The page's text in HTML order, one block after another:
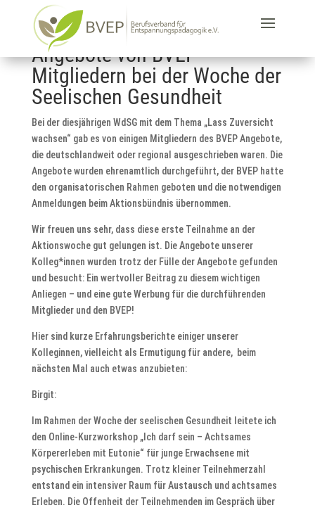
Angebote von BVEP-
Mitgliedern bei der Woche der
Seelischen Gesundheit
Bei der diesjährigen WdSG mit dem Thema „Lass Zuversicht
wachsen“ gab es von einigen Mitgliedern des BVEP Angebote,
die deutschlandweit oder regional ausgeschrieben waren. Die
Angebote wurden ehrenamtlich durchgeführt, der BVEP hatte
den organisatorischen Rahmen geboten und die notwendigen
Anmeldungen beim Aktionsbündnis übernommen.
Wir freuen uns sehr, dass diese erste Teilnahme an der
Aktionswoche gut gelungen ist. Die Angebote unserer
Kolleg*innen wurden trotz der Fülle der Angebote gefunden
und besucht: Ein wertvoller Beitrag zu diesem wichtigen
Anliegen – und eine gute Werbung für die durchführenden
Mitglieder und den BVEP!
Hier sind kurze Erfahrungsberichte einiger unserer
Kolleginnen, vielleicht als Ermutigung für andere, beim
nächsten Mal auch etwas anzubieten:
Birgit:
Im Rahmen der Woche der seelischen Gesundheit leitete ich
den Online-Kurzworkshop „Ich darf sein – Achtsames
Körpererleben mit Eutonie“ für junge Erwachsene mit
psychischen Erkrankungen. Trotz kleiner Teilnehmerzahl
entstand ein intensiver Raum für Austausch und achtsames
Erleben. Die Offenheit der Teilnehmenden im Gespräch über